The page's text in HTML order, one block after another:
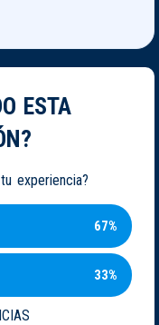
ESTA
experiencia?
67%
33%